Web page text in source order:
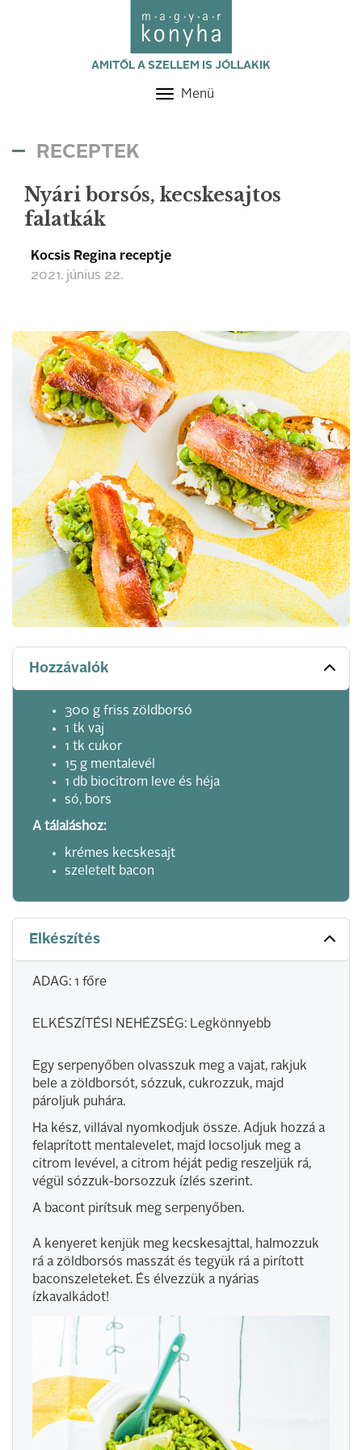
AMITŐL A SZELLEM IS JÓLLAKIK
Toggle
Menü
RECEPTEK
Nyári borsós, kecskesajtos
falatkák
Kocsis Regina receptje
2021. június 22.
Hozzávalók
300 g friss zöldborsó
1 tk vaj
1 tk cukor
15 g mentalevél
1 db biocitrom leve és héja
só, bors
A tálaláshoz:
krémes kecskesajt
szeletelt bacon
Elkészítés
ADAG: 1 főre
ELKÉSZÍTÉSI NEHÉZSÉG: Legkönnyebb
Egy serpenyőben olvasszuk meg a vajat, rakjuk
bele a zöldborsót, sózzuk, cukrozzuk, majd
pároljuk puhára.
Ha kész, villával nyomkodjuk össze. Adjuk hozzá a
felaprított mentalevelet, majd locsoljuk meg a
citrom levével, a citrom héját pedig reszeljük rá,
végül sózzuk-borsozzuk ízlés szerint.
A bacont pirítsuk meg serpenyőben.
A kenyeret kenjük meg kecskesajttal, halmozzuk
rá a zöldborsós masszát és tegyük rá a pirított
baconszeleteket. És élvezzük a nyárias
ízkavalkádot!